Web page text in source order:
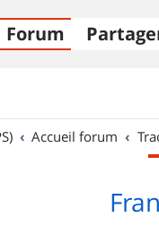
Forum
Accueil forum